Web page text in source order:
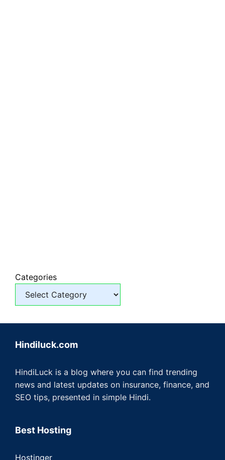
Categories
Hindiluck.com
HindiLuck is a blog where you can find trending
news and latest updates on insurance, finance, and
SEO tips, presented in simple Hindi.
Best Hosting
Hostinger